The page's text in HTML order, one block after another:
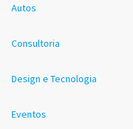
Autos
Consultoria
Design e Tecnologia
Eventos